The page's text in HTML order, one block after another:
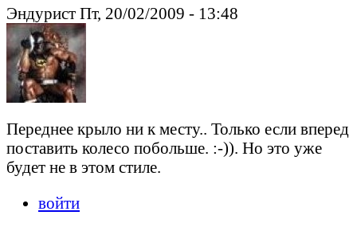
Эндурист Пт, 20/02/2009 - 13:48
Переднее крыло ни к месту.. Только если вперед
поставить колесо побольше. :-)). Но это уже
будет не в этом стиле.
войти